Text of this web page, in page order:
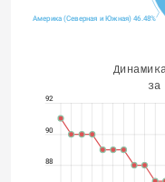
Америка (Северная и Южная) 46.48%
88
90
92